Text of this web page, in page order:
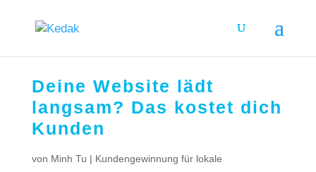
Deine Website lädt
langsam? Das kostet dich
Kunden
von Minh Tu | Kundengewinnung für lokale